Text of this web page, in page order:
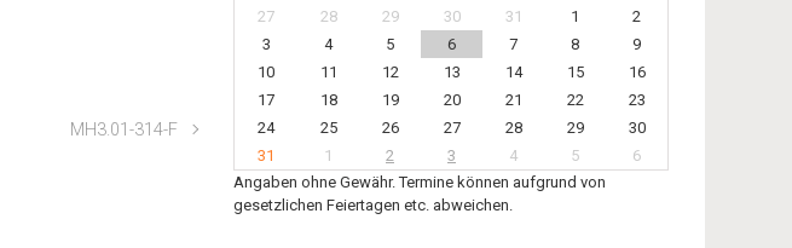
MH3.01-314-F
27
28 29 30 31 1
2
3
4 5 6 7 8
9
10
11 12 13 14 15
16
17
18 19 20 21 22
23
24
25 26 27 28 29
30
31
1 2 3 4 5
6
Angaben ohne Gewähr. Termine können aufgrund von
gesetzlichen Feiertagen etc. abweichen.